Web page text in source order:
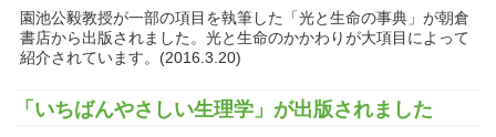
園池公毅教授が一部の項目を執筆した「光と生命の事典」が朝倉
書店から出版されました。光と生命のかかわりが大項目によって
紹介されています。(2016.3.20)
「いちばんやさしい生理学」が出版されました